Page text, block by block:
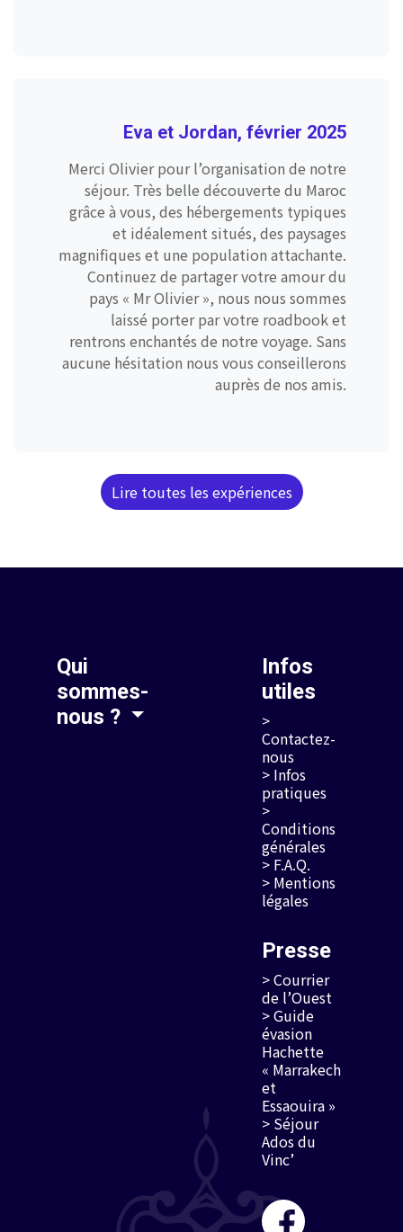
Eva et Jordan, février 2025
Merci Olivier pour l’organisation de notre
séjour. Très belle découverte du Maroc
grâce à vous, des hébergements typiques
et idéalement situés, des paysages
magnifiques et une population attachante.
Continuez de partager votre amour du
pays « Mr Olivier », nous nous sommes
laissé porter par votre roadbook et
rentrons enchantés de notre voyage. Sans
aucune hésitation nous vous conseillerons
auprès de nos amis.
Lire toutes les expériences
Qui
sommes-
nous ?
Infos
utiles
>
Contactez-
nous
> Infos
pratiques
>
Conditions
générales
> F.A.Q.
> Mentions
légales
Presse
> Courrier
de l’Ouest
> Guide
évasion
Hachette
« Marrakech
et
Essaouira »
> Séjour
Ados du
Vinc’